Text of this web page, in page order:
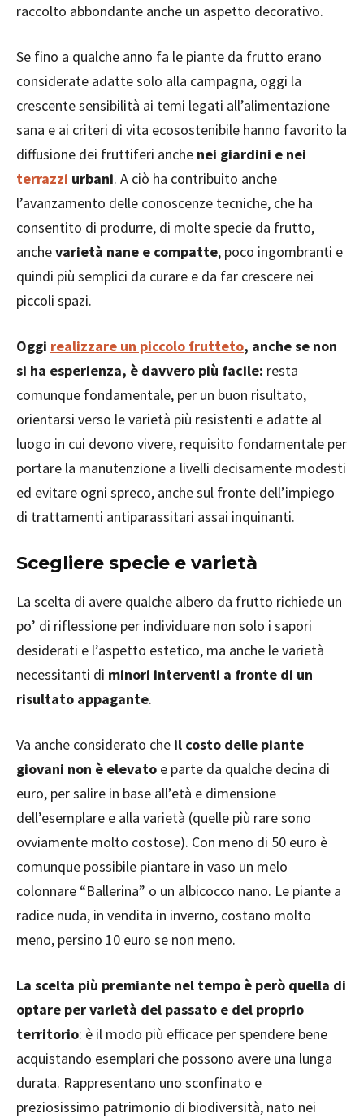
raccolto abbondante anche un aspetto decorativo.
Se fino a qualche anno fa le piante da frutto erano
considerate adatte solo alla campagna, oggi la
crescente sensibilità ai temi legati all’alimentazione
sana e ai criteri di vita ecosostenibile hanno favorito la
diffusione dei fruttiferi anche nei giardini e nei
terrazzi urbani. A ciò ha contribuito anche
l’avanzamento delle conoscenze tecniche, che ha
consentito di produrre, di molte specie da frutto,
anchevarietà nane e compatte, poco ingombranti e
quindi più semplici da curare e da far crescere nei
piccoli spazi.
Oggi realizzare un piccolo frutteto, anche se non
si ha esperienza, è davvero più facile: resta
comunque fondamentale, per un buon risultato,
orientarsi verso le varietà più resistenti e adatte al
luogo in cui devono vivere, requisito fondamentale per
portare la manutenzione a livelli decisamente modesti
ed evitare ogni spreco, anche sul fronte dell’impiego
di trattamenti antiparassitari assai inquinanti.
Scegliere specie e varietà
La scelta di avere qualche albero da frutto richiede un
po’ di riflessione per individuare non solo i sapori
desiderati e l’aspetto estetico, ma anche le varietà
necessitanti di minori interventi a fronte di un
risultato appagante.
Va anche considerato che il costo delle piante
giovani non è elevato e parte da qualche decina di
euro, per salire in base all’età e dimensione
dell’esemplare e alla varietà (quelle più rare sono
ovviamente molto costose). Con meno di 50 euro è
comunque possibile piantare in vaso un melo
colonnare “Ballerina” o un albicocco nano. Le piante a
radice nuda, in vendita in inverno, costano molto
meno, persino 10 euro se non meno.
La scelta più premiante nel tempo è però quella di
optare per varietà del passato e del proprio
territorio: è il modo più efficace per spendere bene
acquistando esemplari che possono avere una lunga
durata. Rappresentano uno sconfinato e
preziosissimo patrimonio di biodiversità, nato nei